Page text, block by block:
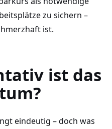
zu sichern –
ist.
ist das
eindeutig – doch was